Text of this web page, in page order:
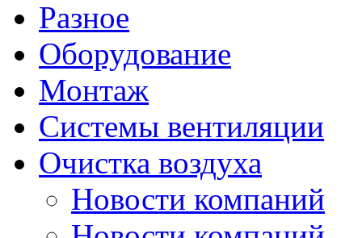
Разное
Оборудование
Монтаж
Системы вентиляции
Очистка воздуха
Новости компаний